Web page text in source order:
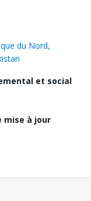
du Nord,
et social
mise à jour